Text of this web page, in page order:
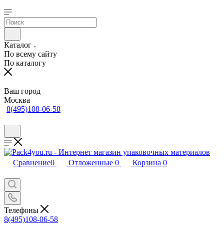
Каталог
По всему сайту
По каталогу
Ваш город
Москва
8(495)108-06-58
Сравнение0 Отложенные 0 Корзина 0
Телефоны
8(495)108-06-58